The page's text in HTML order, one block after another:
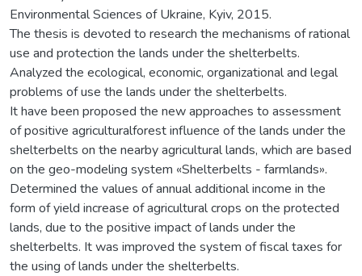
Environmental Sciences of Ukraine, Kyiv, 2015.
The thesis is devoted to research the mechanisms of rational
use and protection the lands under the shelterbelts.
Analyzed the ecological, economic, organizational and legal
problems of use the lands under the shelterbelts.
It have been proposed the new approaches to assessment
of positive agriculturalforest influence of the lands under the
shelterbelts on the nearby agricultural lands, which are based
on the geo-modeling system «Shelterbelts - farmlands».
Determined the values of annual additional income in the
form of yield increase of agricultural crops on the protected
lands, due to the positive impact of lands under the
shelterbelts. Іt was improved the system of fiscal taxes for
the using of lands under the shelterbelts.